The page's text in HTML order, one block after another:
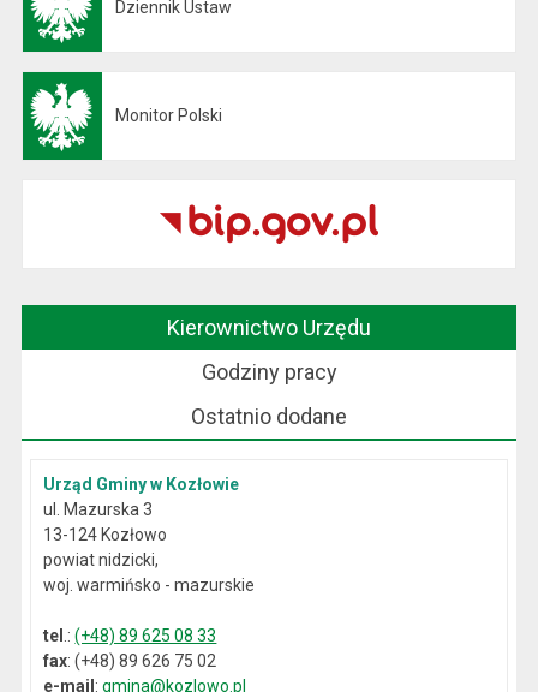
Dziennik Ustaw
Monitor Polski
Kierownictwo Urzędu
Godziny pracy
Ostatnio dodane
Urząd Gminy w Kozłowie
ul. Mazurska 3
13-124 Kozłowo
powiat nidzicki,
woj. warmińsko - mazurskie
tel .:(+48) 89 625 08 33
fax: (+48) 89 626 75 02
e-mail:gmina@kozlowo.pl